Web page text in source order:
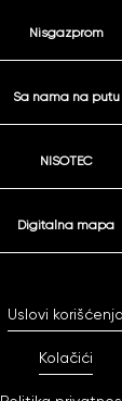
Nisgazprom
Sa nama na putu
NISOTEC
Digitalna mapa
Uslovi korišćenja
Kolačići